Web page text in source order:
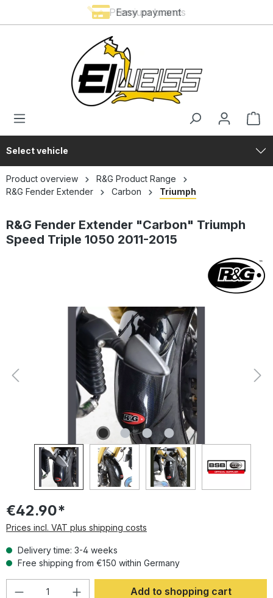
Premium brands
Easy payment
Select vehicle
Product overview
R&G Product Range
R&G Fender Extender
Carbon Triumph
R&G Fender Extender "Carbon" Triumph
Speed Triple 1050 2011-2015
Skip image gallery
€42.90*
Prices incl. VAT plus shipping costs
Delivery time: 3-4 weeks
Free shipping from €150 within Germany
Product Quantity: Enter the desired
Add to shopping cart